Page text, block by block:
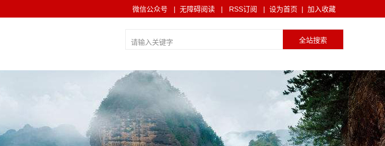
微信公众号 | 无障碍阅读 | RSS订阅 | 设为首页 | 加入收藏